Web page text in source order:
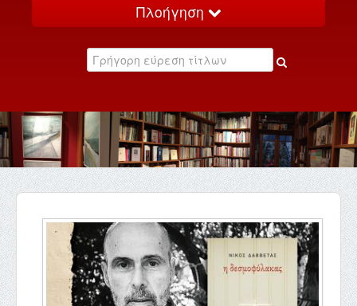
Πλοήγηση
Κατάλογος
Εκδηλώσεις
Επικοινωνία